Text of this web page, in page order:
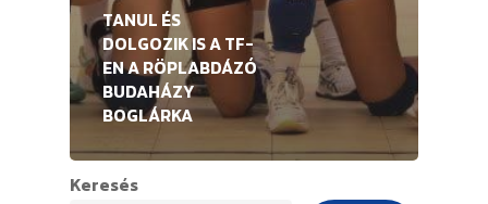
TANUL ÉS
DOLGOZIK IS A TF-
EN A RÖPLABDÁZÓ
BUDAHÁZY
BOGLÁRKA
Keresés